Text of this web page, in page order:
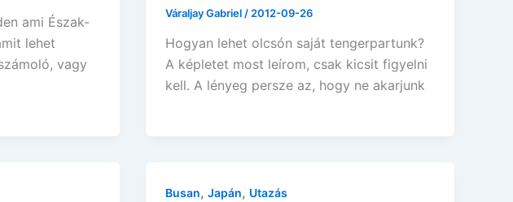
ami Észak-
lehet
vagy
Váraljay Gabriel / 2012-09-26
Hogyan lehet olcsón saját tengerpartunk?
A képletet most leírom, csak kicsit figyelni
kell. A lényeg persze az, hogy ne akarjunk
Busan,Japán, Utazás